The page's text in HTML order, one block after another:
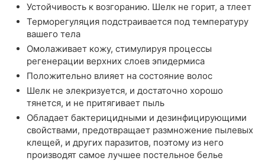
Устойчивость к возгоранию. Шелк не горит, а тлеет
Терморегуляция подстраивается под температуру
вашего тела
Омолаживает кожу, стимулируя процессы
регенерации верхних слоев эпидермиса
Положительно влияет на состояние волос
Шелк не элекризуется, и достаточно хорошо
тянется, и не притягивает пыль
Обладает бактерицидными и дезинфицирующими
свойствами, предотвращает размножение пылевых
клещей, и других паразитов, поэтому из него
производят самое лучшее постельное белье